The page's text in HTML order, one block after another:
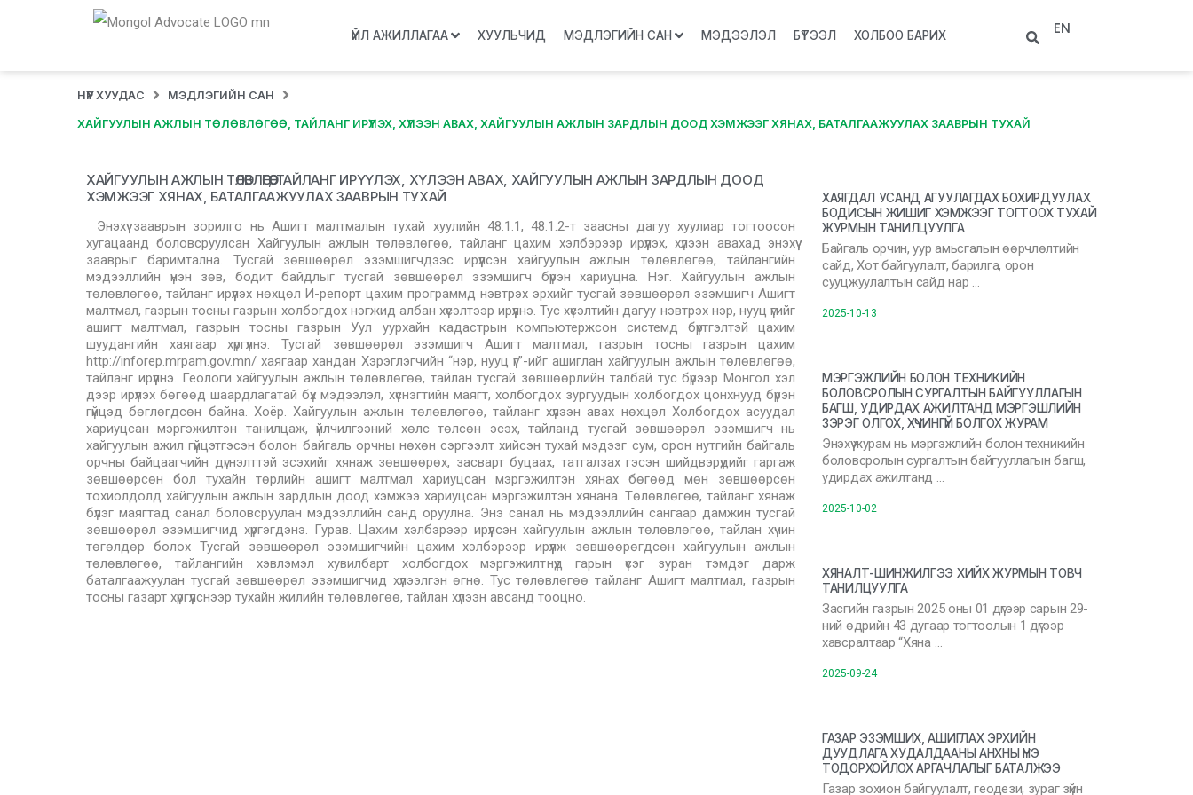
ҮЙЛ АЖИЛЛАГАА ХУУЛЬЧИД МЭДЛЭГИЙН САН МЭДЭЭЛЭЛ БҮТЭЭЛ ХОЛБОО БАРИХ EN
НҮҮР ХУУДАС МЭДЛЭГИЙН САН
ХАЙГУУЛЫН АЖЛЫН ТӨЛӨВЛӨГӨӨ, ТАЙЛАНГ ИРҮҮЛЭХ, ХҮЛЭЭН АВАХ, ХАЙГУУЛЫН АЖЛЫН ЗАРДЛЫН ДООД ХЭМЖЭЭГ ХЯНАХ, БАТАЛГААЖУУЛАХ ЗААВРЫН ТУХАЙ
ХАЙГУУЛЫН АЖЛЫН ТӨЛӨВЛӨГӨӨ, ТАЙЛАНГ ИРҮҮЛЭХ, ХҮЛЭЭН АВАХ, ХАЙГУУЛЫН АЖЛЫН ЗАРДЛЫН ДООД
ХЭМЖЭЭГ ХЯНАХ, БАТАЛГААЖУУЛАХ ЗААВРЫН ТУХАЙ
Энэхүү зааврын зорилго нь Ашигт малтмалын тухай хуулийн 48.1.1, 48.1.2-т заасны дагуу хуулиар тогтоосон
хугацаанд боловсруулсан Хайгуулын ажлын төлөвлөгөө, тайланг цахим хэлбэрээр ирүүлэх, хүлээн авахад энэхүү
зааврыг баримтална. Тусгай зөвшөөрөл эзэмшигчдээс ирүүлсэн хайгуулын ажлын төлөвлөгөө, тайлангийн
мэдээллийн үнэн зөв, бодит байдлыг тусгай зөвшөөрөл эзэмшигч бүрэн хариуцна. Нэг. Хайгуулын ажлын
төлөвлөгөө, тайланг ирүүлэх нөхцөл И-репорт цахим программд нэвтрэх эрхийг тусгай зөвшөөрөл эзэмшигч Ашигт
малтмал, газрын тосны газрын холбогдох нэгжид албан хүсэлтээр ирүүлнэ. Тус хүсэлтийн дагуу нэвтрэх нэр, нууц үгийг
ашигт малтмал, газрын тосны газрын Уул уурхайн кадастрын компьютержсон системд бүртгэлтэй цахим
шуудангийн хаягаар хүргүүлнэ. Тусгай зөвшөөрөл эзэмшигч Ашигт малтмал, газрын тосны газрын цахим
http://inforep.mrpam.gov.mn/ хаягаар хандан Хэрэглэгчийн “нэр, нууц үг”-ийг ашиглан хайгуулын ажлын төлөвлөгөө,
тайланг ирүүлнэ. Геологи хайгуулын ажлын төлөвлөгөө, тайлан тусгай зөвшөөрлийн талбай тус бүрээр Монгол хэл
дээр ирүүлэх бөгөөд шаардлагатай бүх мэдээлэл, хүснэгтийн маягт, холбогдох зургуудын холбогдох цонхнууд бүрэн
гүйцэд бөглөгдсөн байна. Хоёр. Хайгуулын ажлын төлөвлөгөө, тайланг хүлээн авах нөхцөл Холбогдох асуудал
хариуцсан мэргэжилтэн танилцаж, үйлчилгээний хөлс төлсөн эсэх, тайланд тусгай зөвшөөрөл эзэмшигч нь
хайгуулын ажил гүйцэтгэсэн болон байгаль орчны нөхөн сэргээлт хийсэн тухай мэдээг сум, орон нутгийн байгаль
орчны байцаагчийн дүгнэлттэй эсэхийг хянаж зөвшөөрөх, засварт буцаах, татгалзах гэсэн шийдвэрүүдийг гаргаж
зөвшөөрсөн бол тухайн төрлийн ашигт малтмал хариуцсан мэргэжилтэн хянах бөгөөд мөн зөвшөөрсөн
тохиолдолд хайгуулын ажлын зардлын доод хэмжээ хариуцсан мэргэжилтэн хянана. Төлөвлөгөө, тайланг хянаж
бүлэг маягтад санал боловсруулан мэдээллийн санд оруулна. Энэ санал нь мэдээллийн сангаар дамжин тусгай
зөвшөөрөл эзэмшигчид хүргэгдэнэ. Гурав. Цахим хэлбэрээр ирүүлсэн хайгуулын ажлын төлөвлөгөө, тайлан хүчин
төгөлдөр болох Тусгай зөвшөөрөл эзэмшигчийн цахим хэлбэрээр ирүүлж зөвшөөрөгдсөн хайгуулын ажлын
төлөвлөгөө, тайлангийн хэвлэмэл хувилбарт холбогдох мэргэжилтнүүд гарын үсэг зуран тэмдэг дарж
баталгаажуулан тусгай зөвшөөрөл эзэмшигчид хүлээлгэн өгнө. Тус төлөвлөгөө тайланг Ашигт малтмал, газрын
тосны газарт хүргүүлснээр тухайн жилийн төлөвлөгөө, тайлан хүлээн авсанд тооцно.
ХАЯГДАЛ УСАНД АГУУЛАГДАХ БОХИРДУУЛАХ
БОДИСЫН ЖИШИГ ХЭМЖЭЭГ ТОГТООХ ТУХАЙ
ЖУРМЫН ТАНИЛЦУУЛГА
Байгаль орчин, уур амьсгалын өөрчлөлтийн
сайд, Хот байгуулалт, барилга, орон
сууцжуулалтын сайд нар …
2025-10-13
МЭРГЭЖЛИЙН БОЛОН ТЕХНИКИЙН
БОЛОВСРОЛЫН СУРГАЛТЫН БАЙГУУЛЛАГЫН
БАГШ, УДИРДАХ АЖИЛТАНД МЭРГЭШЛИЙН
ЗЭРЭГ ОЛГОХ, ХҮЧИНГҮЙ БОЛГОХ ЖУРАМ
Энэхүү журам нь мэргэжлийн болон техникийн
боловсролын сургалтын байгууллагын багш,
удирдах ажилтанд …
2025-10-02
ХЯНАЛТ-ШИНЖИЛГЭЭ ХИЙХ ЖУРМЫН ТОВЧ
ТАНИЛЦУУЛГА
Засгийн газрын 2025 оны 01 дүгээр сарын 29-
ний өдрийн 43 дугаар тогтоолын 1 дүгээр
хавсралтаар “Хяна …
2025-09-24
ГАЗАР ЭЗЭМШИХ, АШИГЛАХ ЭРХИЙН
ДУУДЛАГА ХУДАЛДААНЫ АНХНЫ ҮНЭ
ТОДОРХОЙЛОХ АРГАЧЛАЛЫГ БАТАЛЖЭЭ
Газар зохион байгуулалт, геодези, зураг зүйн